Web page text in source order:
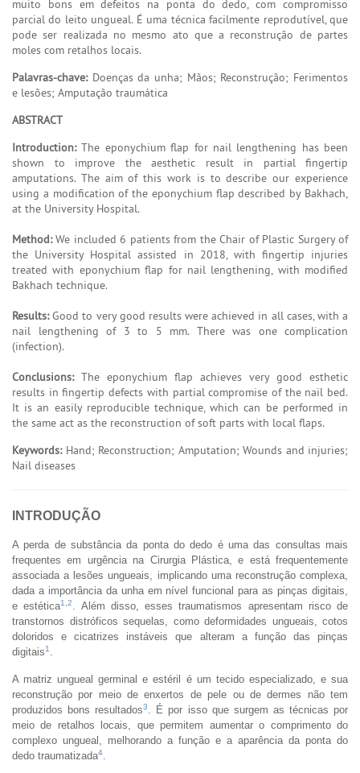
muito bons em defeitos na ponta do dedo, com compromisso
parcial do leito ungueal. É uma técnica facilmente reprodutível, que
pode ser realizada no mesmo ato que a reconstrução de partes
moles com retalhos locais.
Palavras-chave:Doenças da unha; Mãos; Reconstrução; Ferimentos
e lesões; Amputação traumática
ABSTRACT
Introduction:The eponychium flap for nail lengthening has been
shown to improve the aesthetic result in partial fingertip
amputations. The aim of this work is to describe our experience
using a modification of the eponychium flap described by Bakhach,
at the University Hospital.
Method:We included 6 patients from the Chair of Plastic Surgery of
the University Hospital assisted in 2018, with fingertip injuries
treated with eponychium flap for nail lengthening, with modified
Bakhach technique.
Results:Good to very good results were achieved in all cases, with a
nail lengthening of 3 to 5 mm. There was one complication
(infection).
Conclusions:The eponychium flap achieves very good esthetic
results in fingertip defects with partial compromise of the nail bed.
It is an easily reproducible technique, which can be performed in
the same act as the reconstruction of soft parts with local flaps.
Keywords:Hand; Reconstruction; Amputation; Wounds and injuries;
Nail diseases
INTRODUÇÃO
A perda de substância da ponta do dedo é uma das consultas mais
frequentes em urgência na Cirurgia Plástica, e está frequentemente
associada a lesões ungueais, implicando uma reconstrução complexa,
dada a importância da unha em nível funcional para as pinças digitais,
e estética1 ,2
. Além disso, esses traumatismos apresentam risco de
transtornos distróficos sequelas, como deformidades ungueais, cotos
doloridos e cicatrizes instáveis que alteram a função das pinças
digitais1
A matriz ungueal germinal e estéril é um tecido especializado, e sua
reconstrução por meio de enxertos de pele ou de dermes não tem
produzidos bons resultados3
. É por isso que surgem as técnicas por
meio de retalhos locais, que permitem aumentar o comprimento do
complexo ungueal, melhorando a função e a aparência da ponta do
dedo traumatizada4